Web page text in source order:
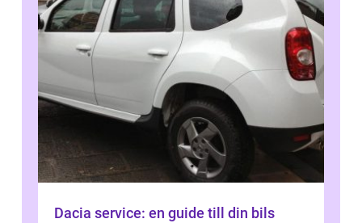
Dacia service: en guide till din bils